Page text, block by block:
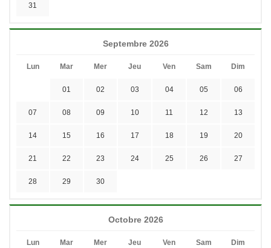
31
Septembre 2026
Lun Mar Mer Jeu Ven Sam Dim
01 02 03 04 05 06
07 08 09 10 11 12 13
14 15 16 17 18 19 20
21 22 23 24 25 26 27
28 29 30
Octobre 2026
Lun Mar Mer Jeu Ven Sam Dim